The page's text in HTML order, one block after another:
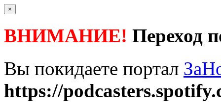
×
ВНИМАНИЕ! Переход
Вы покидаете портал
https://